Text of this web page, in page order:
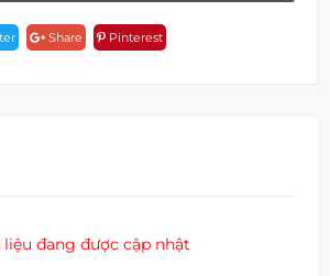
Share Pinterest
liệu đang được cập nhật